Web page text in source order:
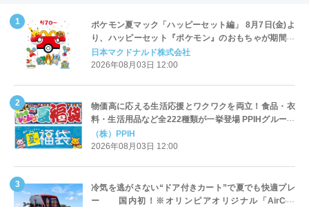
ポケモン夏マック「ハッピーセット編」 8月7日(金)よ
り、ハッピーセット『ポケモン』のおもちゃが期間限
定登場
日本マクドナルド株式会社
2026年08月03日 12:00
物価高に応える生活応援とワクワクを両立！食品・衣
料・生活用品など全222種類が一挙登場 PPIHグループ
「夏福袋」＆セール 8月6日(木)より順次スタート
（株）PPIH
2026年08月03日 12:00
冷気を逃がさない“ドア付きカート”で夏でも快適プレ
ー 国内初！※オリンピアオリジナル「AirCon